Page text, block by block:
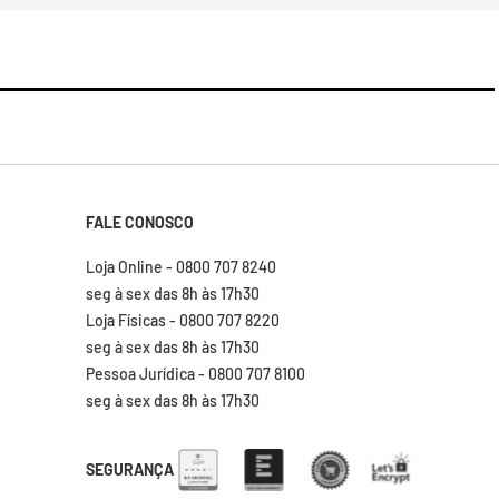
FALE CONOSCO
Loja Online - 0800 707 8240
seg à sex das 8h às 17h30
Loja Físicas - 0800 707 8220
seg à sex das 8h às 17h30
Pessoa Jurídica - 0800 707 8100
seg à sex das 8h às 17h30
SEGURANÇA